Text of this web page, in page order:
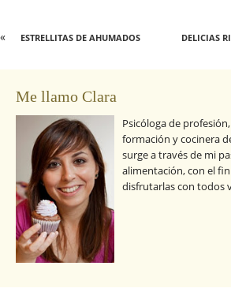
DELICIAS
« ESTRELLITAS DE AHUMADOS
Me llamo Clara
Psicóloga de
formación y cocinera
surge a través de mi
alimentación, con el
disfrutarlas con todos